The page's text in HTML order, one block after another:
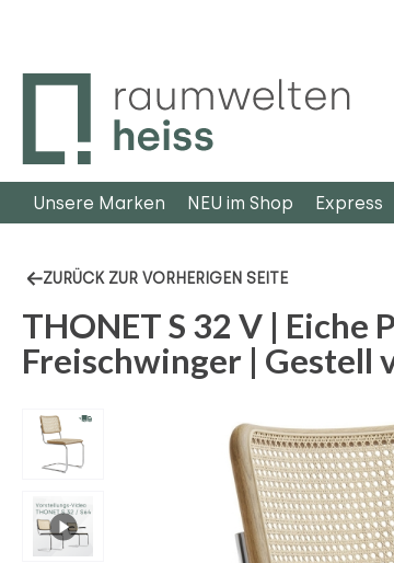
Unsere Marken NEU im Shop Express
ZURÜCK ZUR VORHERIGEN SEITE
THONET S 32 V |
Freischwinger | Gestell
Bildergalerie überspringen